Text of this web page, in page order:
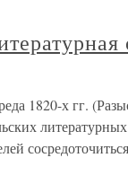
1820-х гг.